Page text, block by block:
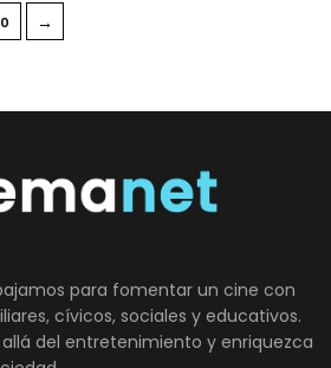
→
para fomentar un cine con
cívicos, sociales y educativos.
del entretenimiento y enriquezca